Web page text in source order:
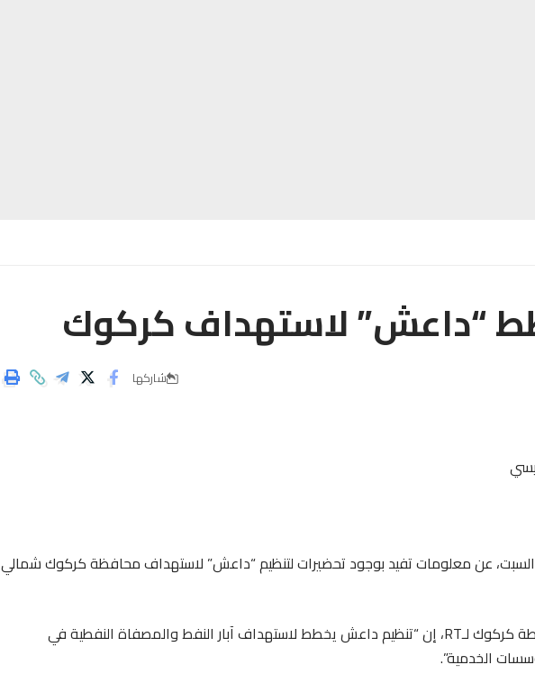
“داعش” لاستهداف كركوك
شاركها
عن معلومات تفيد بوجود تحضيرات لتنظيم “داعش” لاستهداف محافظة كركوك شمالي
وقال المصدر وهو ضابط في شرطة كركوك لـRT، إن “تنظيم داعش يخطط لاستهداف آبار النفط والمصفاة النفطية في
الخدمية”.